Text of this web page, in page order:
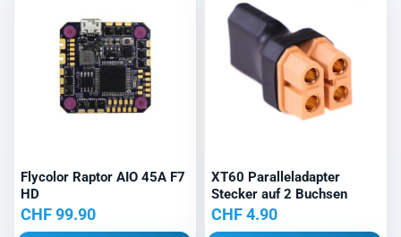
Flycolor Raptor AIO 45A F7
HD
CHF99.90
XT60 Paralleladapter
Stecker auf 2 Buchsen
CHF4.90